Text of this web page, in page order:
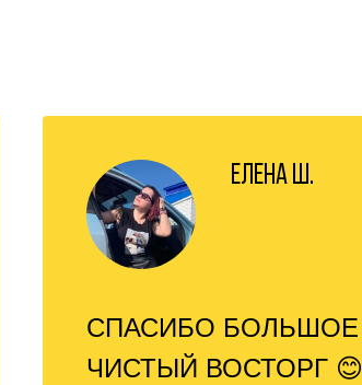
Елена Ш.
СПАСИБО БОЛЬШОЕ
ЧИСТЫЙ ВОСТОРГ